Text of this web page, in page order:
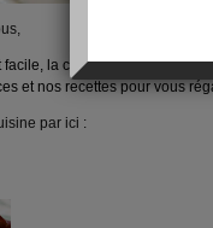
la cuisine vapeur n’a
et nos recettes pour vous
par ici :